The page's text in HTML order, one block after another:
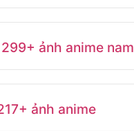
ảnh anime nam
ảnh anime